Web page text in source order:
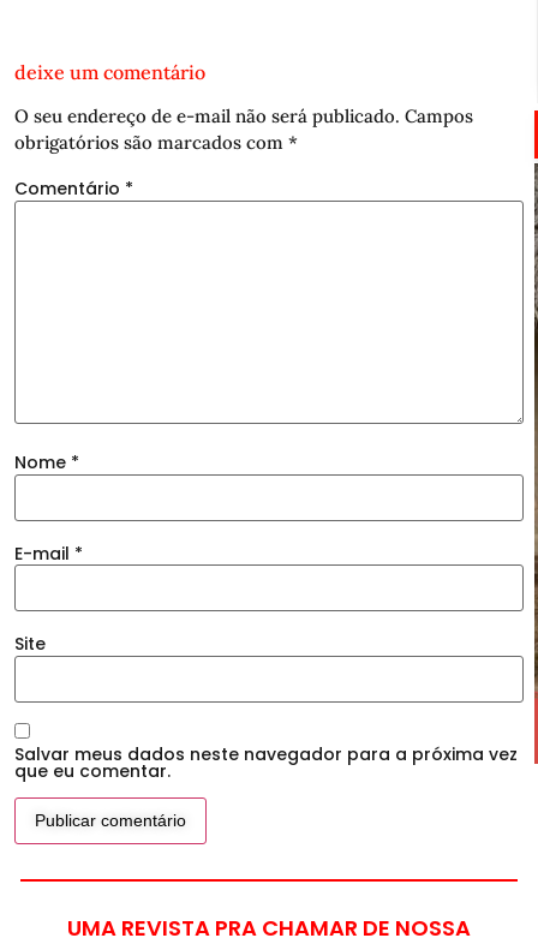
deixe um comentário
O seu endereço de e-mail não será publicado. Campos
obrigatórios são marcados com *
Comentário *
Nome *
E-mail *
Site
Salvar meus dados neste navegador para a próxima vez
que eu comentar.
UMA REVISTA PRA CHAMAR DE NOSSA